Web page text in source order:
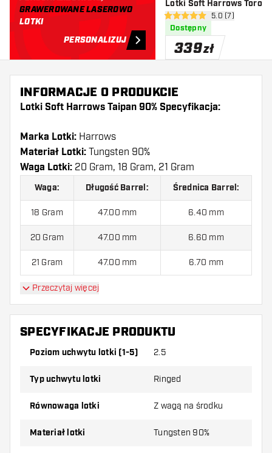
GRAWEROWANE LASEROWO
LOTKI
PERSONALIZUJ
Lotki Soft Harrows Toro
otwórz panel
5 gwiazdki oceny5.0 (7)
Dostępny
339zł
INFORMACJE O PRODUKCIE
Lotki Soft Harrows Taipan 90% Specyfikacja:
Marka Lotki: Harrows
Materiał Lotki: Tungsten 90%
Waga Lotki: 20 Gram, 18 Gram, 21 Gram
Waga: Długość Barrel: Średnica Barrel:
18 Gram 47.00 mm 6.40 mm
20 Gram 47.00 mm 6.60 mm
21 Gram 47.00 mm 6.70 mm
Lotki Soft Harrows Taipan 90% jest dostarczony z:
Przeczytaj więcej
SPECYFIKACJE PRODUKTU
Poziom uchwytu lotki (1-5) 2.5
Typ uchwytu lotki Ringed
Równowaga lotki Z wagą na środku
Materiał lotki Tungsten 90%